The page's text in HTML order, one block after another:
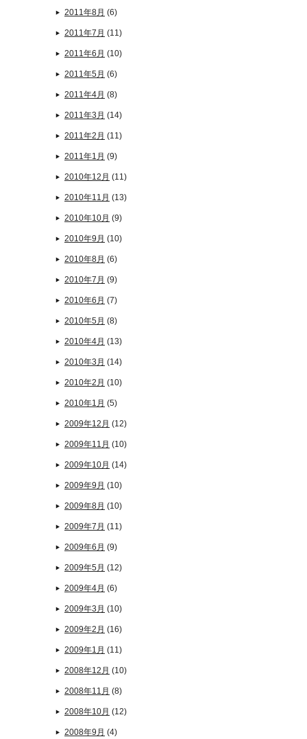
2011年8月 (6)
2011年7月 (11)
2011年6月 (10)
2011年5月 (6)
2011年4月 (8)
2011年3月 (14)
2011年2月 (11)
2011年1月 (9)
2010年12月 (11)
2010年11月 (13)
2010年10月 (9)
2010年9月 (10)
2010年8月 (6)
2010年7月 (9)
2010年6月 (7)
2010年5月 (8)
2010年4月 (13)
2010年3月 (14)
2010年2月 (10)
2010年1月 (5)
2009年12月 (12)
2009年11月 (10)
2009年10月 (14)
2009年9月 (10)
2009年8月 (10)
2009年7月 (11)
2009年6月 (9)
2009年5月 (12)
2009年4月 (6)
2009年3月 (10)
2009年2月 (16)
2009年1月 (11)
2008年12月 (10)
2008年11月 (8)
2008年10月 (12)
2008年9月 (4)